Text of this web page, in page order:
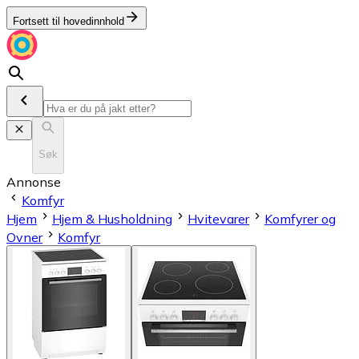
Fortsett til hovedinnhold
Søk
Annonse
Komfyr
Hjem
Hjem & Husholdning Hvitevarer
Komfyrer og
Ovner
Komfyr